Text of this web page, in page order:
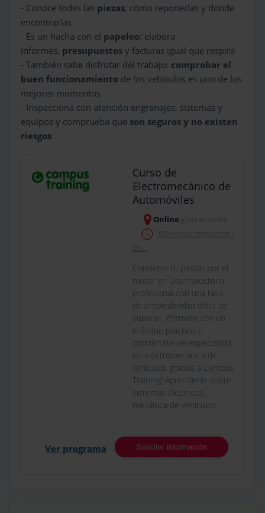
- Conoce todas las piezas, cómo reponerlas y dónde
encontrarlas
- Es un hacha con el papeleo: elabora
informes, presupuestos y facturas igual que respira
- También sabe disfrutar del trabajo: comprobar el
buen funcionamiento de los vehículos es uno de los
mejores momentos
- Inspecciona con atención engranajes, sistemas y
equipos y comprueba que son seguros y no existen
riesgos
Curso de
Electromecánico de
Automóviles
Online
Convierte tu pasión por el
motor en una trayectoria
profesional con una tasa
de empleabilidad difícil de
superar. ¡Fórmate con un
enfoque práctico y
conviértete en especialista
en electromecánica de
vehículos gracias a Campus
Training! Aprenderás sobre
sistemas eléctricos,
mecánica de vehículos, ...
....
Ver programa Solicitar información